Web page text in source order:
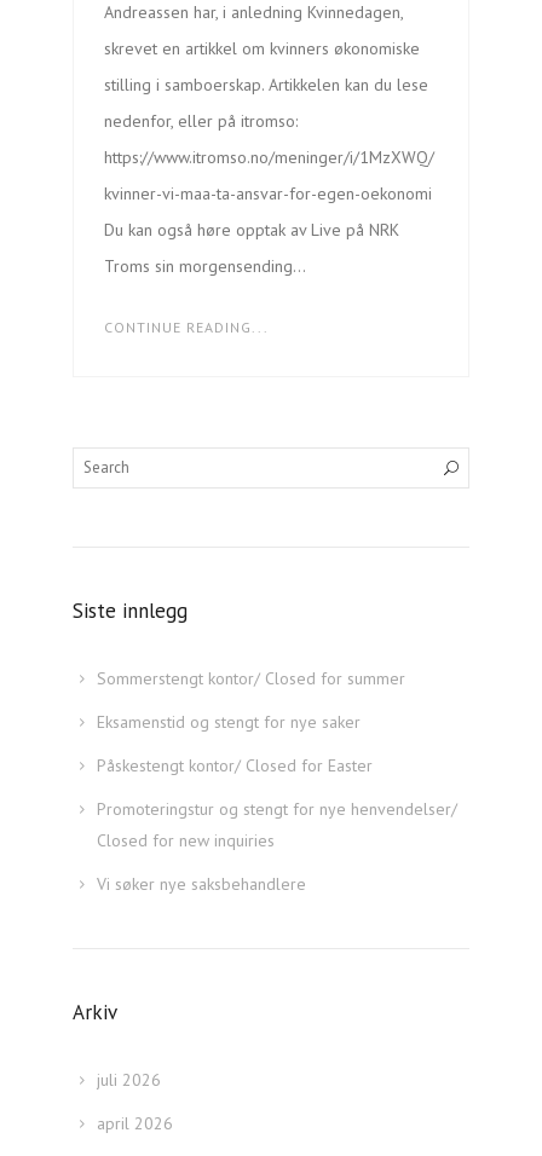
Andreassen har, i anledning Kvinnedagen,
skrevet en artikkel om kvinners økonomiske
stilling i samboerskap. Artikkelen kan du lese
nedenfor, eller på itromso:
https://www.itromso.no/meninger/i/1MzXWQ/
kvinner-vi-maa-ta-ansvar-for-egen-oekonomi
Du kan også høre opptak av Live på NRK
Troms sin morgensending…
CONTINUE READING...
Søk
Siste innlegg
Sommerstengt kontor/ Closed for summer
Eksamenstid og stengt for nye saker
Påskestengt kontor/ Closed for Easter
Promoteringstur og stengt for nye henvendelser/
Closed for new inquiries
Vi søker nye saksbehandlere
Arkiv
juli 2026
april 2026